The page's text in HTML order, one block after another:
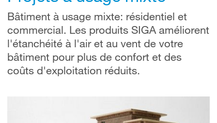
Bâtiment à usage mixte: résidentiel et
commercial. Les produits SIGA améliorent
l'étanchéité à l'air et au vent de votre
bâtiment pour plus de confort et des
coûts d'exploitation réduits.